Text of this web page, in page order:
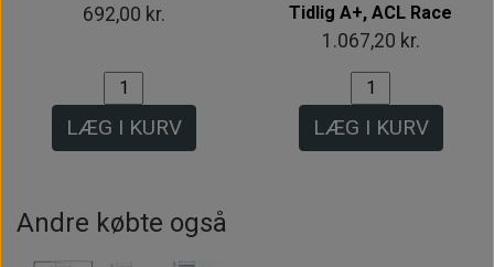
692,00 kr.
LÆG I KURV
Tidlig A+, ACL Race
1.067,20 kr.
LÆG I KURV
Andre købte også